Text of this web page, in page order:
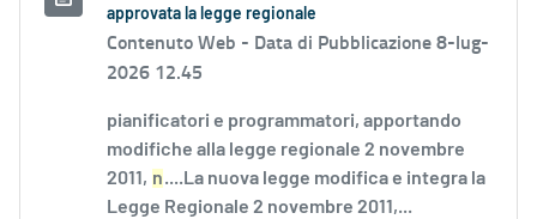
approvata la legge regionale
Contenuto Web - Data di Pubblicazione 8-lug-
2026 12.45
pianificatori e programmatori, apportando
modifiche alla legge regionale 2 novembre
2011, n....La nuova legge modifica e integra la
Legge Regionale 2 novembre 2011,...